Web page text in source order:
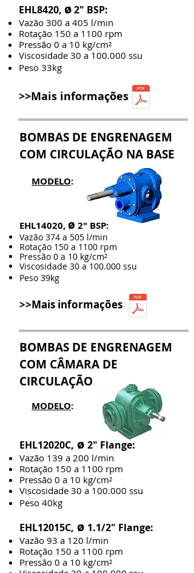
EHL8420, ø2" BSP:
Vazão 300 a 405 l/min
Rotação 150 a 1100 rpm
Pressão 0 a 10 kg/cm²
Viscosidade 30 a 100.000 ssu
Peso 33kg
>>Mais informações
BOMBAS DE ENGRENAGEM
COM CIRCULAÇÃO NA BASE
MODELO:
EHL14020,ø 2" BSP:
Vazão 374 a 505 l/min
Rotação 150 a 1100 rpm
Pressão 0 a 10 kg/cm²
Viscosidade 30 a 100.000 ssu
Peso 39kg
>>Mais informações
BOMBAS DE ENGRENAGEM
COM CÂMARA DE
CIRCULAÇÃO
MODELO:
EHL12020C, ø 2" Flange:
Vazão 139 a 200 l/min
Rotação 150 a 1100 rpm
Pressão 0 a 10 kg/cm²
Viscosidade 30 a 100.000 ssu
Peso 40kg
EHL12015C, ø 1.1/2" Flange:
Vazão 93 a 120 l/min
Rotação 150 a 1100 rpm
Pressão 0 a 10 kg/cm²